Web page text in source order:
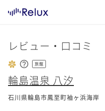
レビュー・口コミ
旅館
輪島温泉 八汐
石川県輪島市鳳至町袖ヶ浜海岸